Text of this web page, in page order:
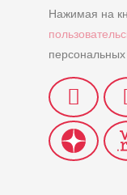
Нажимая на